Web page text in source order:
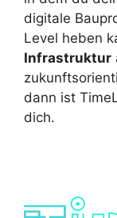
digitale
Level heben
Infrastruktur
dann ist
dich.